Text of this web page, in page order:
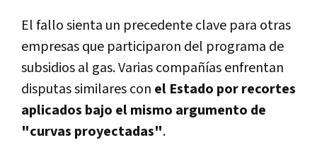
El fallo sienta un precedente clave para otras
empresas que participaron del programa de
subsidios al gas. Varias compañías enfrentan
disputas similares con el Estado por recortes
aplicados bajo el mismo argumento de
"curvas proyectadas".